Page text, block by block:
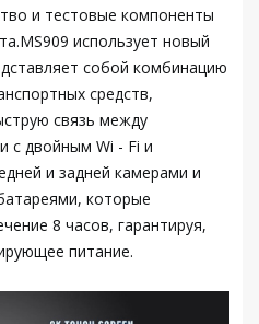
и тестовые компоненты
использует новый
собой комбинацию
средств,
связь между
с двойным Wi - Fi и
и задней камерами и
которые
8 часов, гарантируя,
питание.